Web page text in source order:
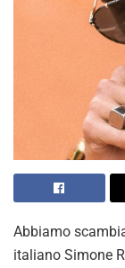
Abbiamo
italiano Simone